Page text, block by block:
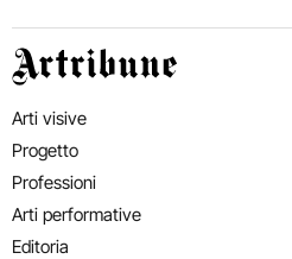
Artribune
Arti visive
Progetto
Professioni
Arti performative
Editoria